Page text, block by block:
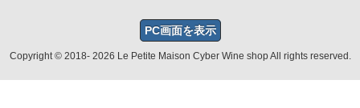
PC画面を表示
Copyright © 2018- 2026 Le Petite Maison Cyber Wine shop All rights reserved.